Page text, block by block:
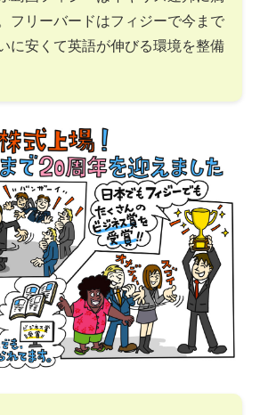
フリーバードはフィジーで今まで
に安くて英語が伸びる環境を整備